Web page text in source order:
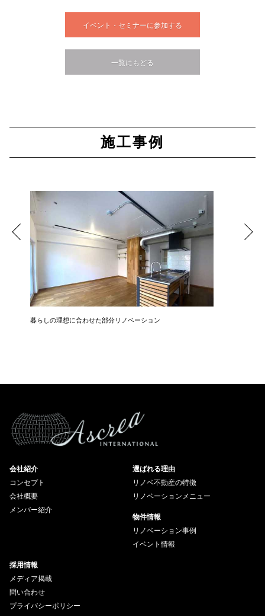
イベント・セミナーに参加する
一覧にもどる
施工事例
暮らしの理想に合わせた部分リノベーション
会社紹介
コンセプト
会社概要
メンバー紹介
選ばれる理由
リノベ不動産の特徴
リノベーションメニュー
物件情報
リノベーション事例
イベント情報
採用情報
メディア掲載
問い合わせ
プライバシーポリシー